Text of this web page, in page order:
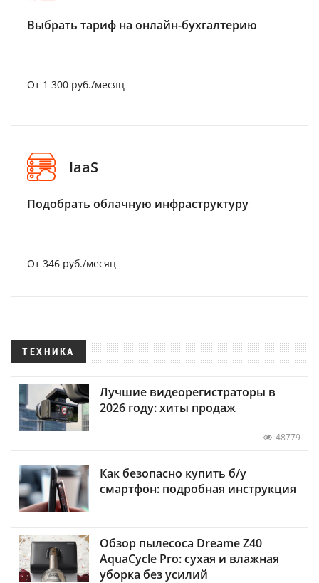
Выбрать тариф на онлайн-бухгалтерию
От 1 300 руб./месяц
IaaS
Подобрать облачную инфраструктуру
От 346 руб./месяц
ТЕХНИКА
Лучшие видеорегистраторы в
2026 году: хиты продаж
48779
Как безопасно купить б/у
смартфон: подробная инструкция
Обзор пылесоса Dreame Z40
AquaCycle Pro: сухая и влажная
уборка без усилий